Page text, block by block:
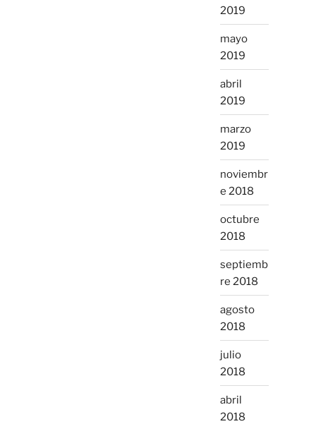
2019
mayo
2019
abril
2019
marzo
2019
noviembr
e 2018
octubre
2018
septiemb
re 2018
agosto
2018
julio
2018
abril
2018